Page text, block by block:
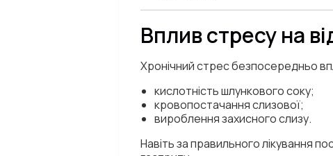
Вплив стресу на
Хронічний стрес безпосередньо
кислотність шлункового соку;
кровопостачання слизової;
вироблення захисного слизу.
Навіть за правильного лікування